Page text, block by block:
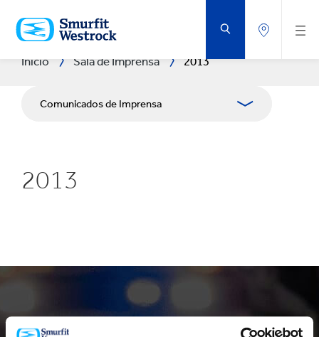
PARA
O
CONTEÚDO
Início Sala de Imprensa 2013
Comunicados de Imprensa
Recursos de mídia
2013